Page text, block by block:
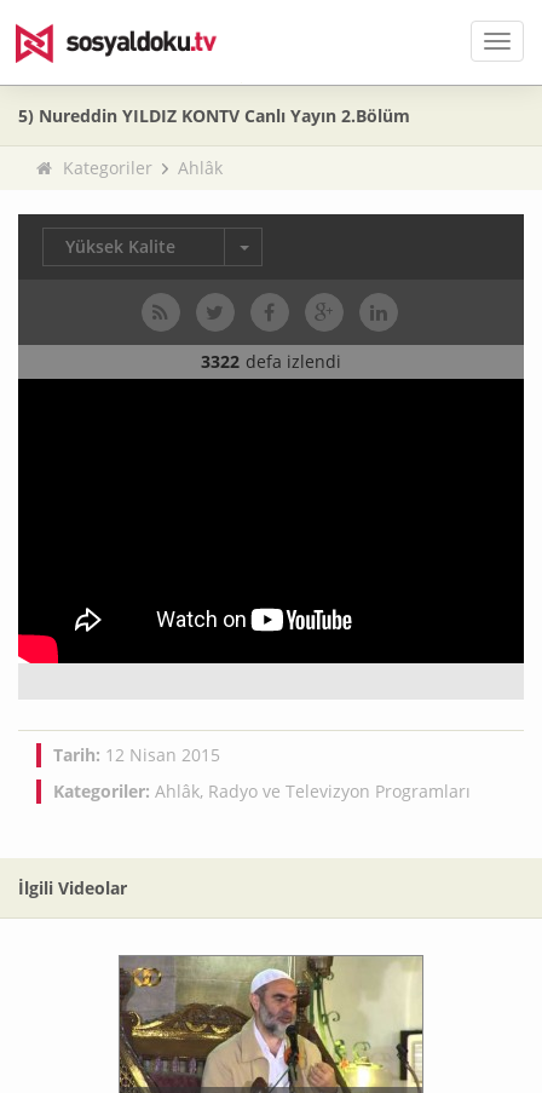
Menü
5) Nureddin YILDIZ KONTV Canlı Yayın 2.Bölüm
Kategoriler Ahlâk
Yüksek Kalite
3322 defa izlendi
Tarih: 12 Nisan 2015
Kategoriler: Ahlâk, Radyo ve Televizyon Programları
İlgili Videolar